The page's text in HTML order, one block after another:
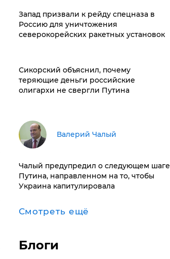
Запад призвали к рейду спецназа в
Россию для уничтожения
северокорейских ракетных установок
Сикорский объяснил, почему
теряющие деньги российские
олигархи не свергли Путина
Валерий Чалый
Чалый предупредил о следующем шаге
Путина, направленном на то, чтобы
Украина капитулировала
Смотреть ещё
Блоги